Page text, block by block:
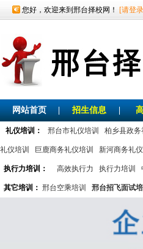
您好，欢迎来到邢台择校网！ [请登
网站首页 招生信息
礼仪培训： 邢台市礼仪培训 柏乡县政务
礼仪培训 巨鹿商务礼仪培训 新河商务礼仪
执行力培训： 高效执行力 执行力培训
其它培训： 邢台空乘培训 邢台招飞面试培